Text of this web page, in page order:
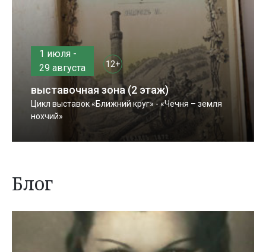
1 июля -
29 августа
12+
выставочная зона (2 этаж)
Цикл выставок «Ближний круг» - «Чечня – земля
нохчий»
Блог